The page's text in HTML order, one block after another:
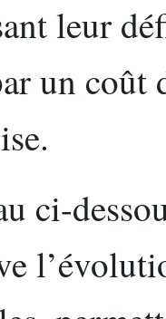
leur
un coût
ci-